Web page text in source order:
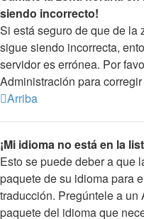
siendo incorrecto!
Si está seguro de que de la
sigue siendo incorrecta,
servidor es errónea. Por
Administración para
Arriba
¡Mi idioma no está en la
Esto se puede deber a que
paquete de su idioma para
traducción. Pregúntele a
paquete del idioma que